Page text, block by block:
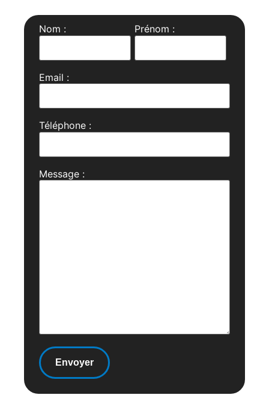
Nom : Prénom :
Email :
Téléphone :
Message :